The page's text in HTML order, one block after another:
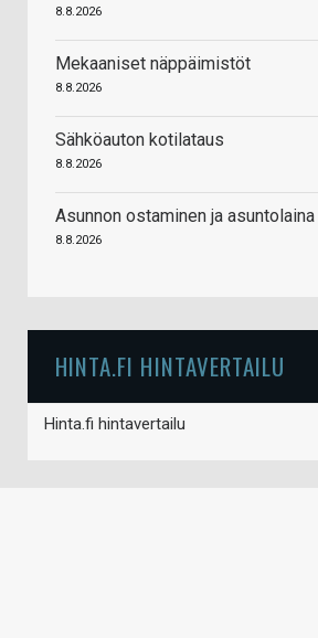
8.8.2026
Mekaaniset näppäimistöt
8.8.2026
Sähköauton kotilataus
8.8.2026
Asunnon ostaminen ja asuntolaina
8.8.2026
HINTA.FI HINTAVERTAILU
Hinta.fi hintavertailu